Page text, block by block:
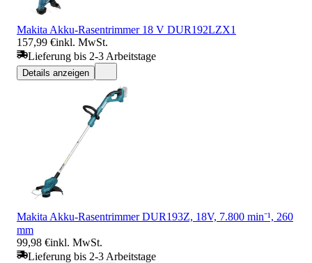
Makita Akku-Rasentrimmer 18 V DUR192LZX1
157,99 €inkl. MwSt.
Lieferung bis 2-3 Arbeitstage
Details anzeigen
Makita Akku-Rasentrimmer DUR193Z, 18V, 7.800 min⁻¹, 260
mm
99,98 €inkl. MwSt.
Lieferung bis 2-3 Arbeitstage